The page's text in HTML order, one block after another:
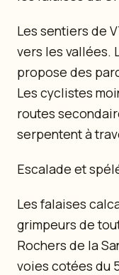
Les sentiers de
vers les vallées.
propose des
Les cyclistes
routes
serpentent à
Escalade et
Les falaises
grimpeurs de
Rochers de la
voies cotées du